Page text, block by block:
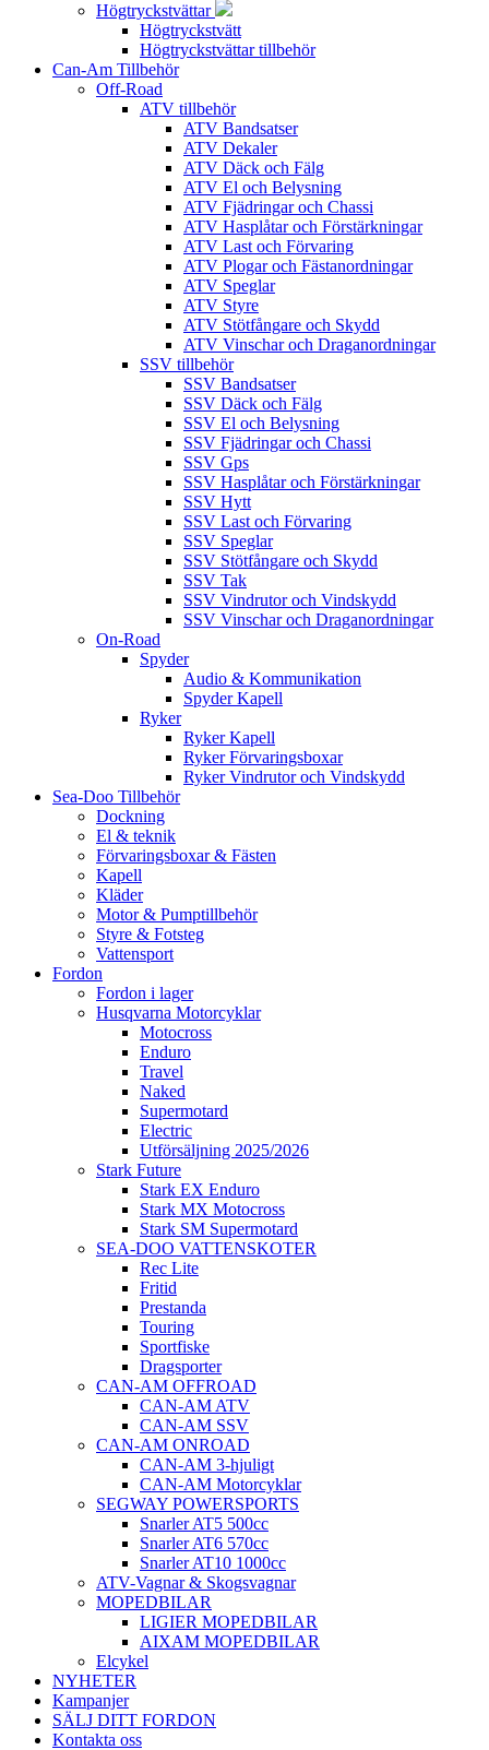
Högtryckstvättar
Högtryckstvätt
Högtryckstvättar tillbehör
Can-Am Tillbehör
Off-Road
ATV tillbehör
ATV Bandsatser
ATV Dekaler
ATV Däck och Fälg
ATV El och Belysning
ATV Fjädringar och Chassi
ATV Hasplåtar och Förstärkningar
ATV Last och Förvaring
ATV Plogar och Fästanordningar
ATV Speglar
ATV Styre
ATV Stötfångare och Skydd
ATV Vinschar och Draganordningar
SSV tillbehör
SSV Bandsatser
SSV Däck och Fälg
SSV El och Belysning
SSV Fjädringar och Chassi
SSV Gps
SSV Hasplåtar och Förstärkningar
SSV Hytt
SSV Last och Förvaring
SSV Speglar
SSV Stötfångare och Skydd
SSV Tak
SSV Vindrutor och Vindskydd
SSV Vinschar och Draganordningar
On-Road
Spyder
Audio & Kommunikation
Spyder Kapell
Ryker
Ryker Kapell
Ryker Förvaringsboxar
Ryker Vindrutor och Vindskydd
Sea-Doo Tillbehör
Dockning
El & teknik
Förvaringsboxar & Fästen
Kapell
Kläder
Motor & Pumptillbehör
Styre & Fotsteg
Vattensport
Fordon
Fordon i lager
Husqvarna Motorcyklar
Motocross
Enduro
Travel
Naked
Supermotard
Electric
Utförsäljning 2025/2026
Stark Future
Stark EX Enduro
Stark MX Motocross
Stark SM Supermotard
SEA-DOO VATTENSKOTER
Rec Lite
Fritid
Prestanda
Touring
Sportfiske
Dragsporter
CAN-AM OFFROAD
CAN-AM ATV
CAN-AM SSV
CAN-AM ONROAD
CAN-AM 3-hjuligt
CAN-AM Motorcyklar
SEGWAY POWERSPORTS
Snarler AT5 500cc
Snarler AT6 570cc
Snarler AT10 1000cc
ATV-Vagnar & Skogsvagnar
MOPEDBILAR
LIGIER MOPEDBILAR
AIXAM MOPEDBILAR
Elcykel
NYHETER
Kampanjer
SÄLJ DITT FORDON
Kontakta oss